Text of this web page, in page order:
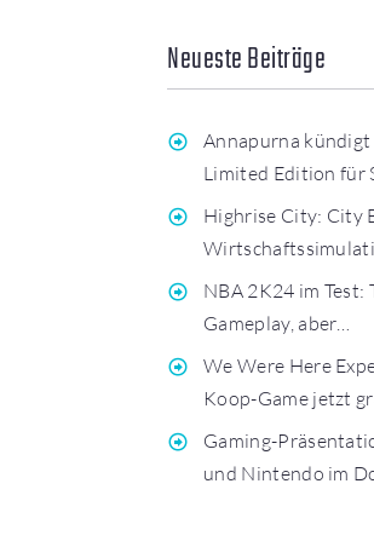
Neueste Beiträge
Annapurna
Limited Edition für
Highrise City: City
NBA 2K24 im Test:
Gameplay, aber…
We Were Here
Koop-Game jetzt
Gaming-
und Nintendo im